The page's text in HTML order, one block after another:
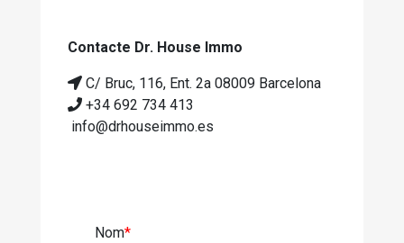
Contacte Dr. House Immo
C/ Bruc, 116, Ent. 2a 08009 Barcelona
+34 692 734 413
info@drhouseimmo.es
Nom*